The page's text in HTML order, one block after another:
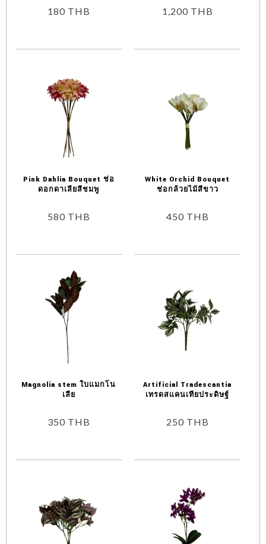
180 THB 1,200 THB
Pink Dahlia Bouquet ช่อ
ดอกดาเลียสีชมพู
580 THB
White Orchid Bouquet
ช่อกล้วยไม้สีขาว
450 THB
Magnolia stem ใบแมกโน
เลีย
350 THB
Artificial Tradescantia
เทรดสแคนเทียประดิษฐ์
250 THB